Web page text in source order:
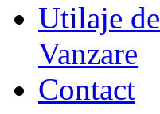
Utilaje de
Vanzare
Contact